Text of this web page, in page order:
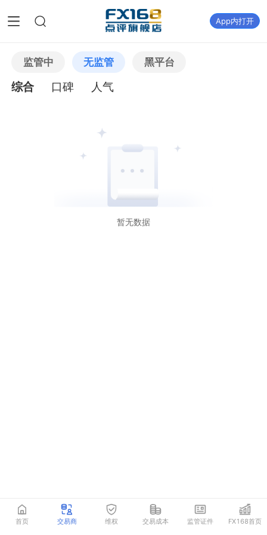
App内打开
监管中 无监管 黑平台
综合 口碑 人气
暂无数据
首页 交易商 维权 交易成本 监管证件 FX168首页